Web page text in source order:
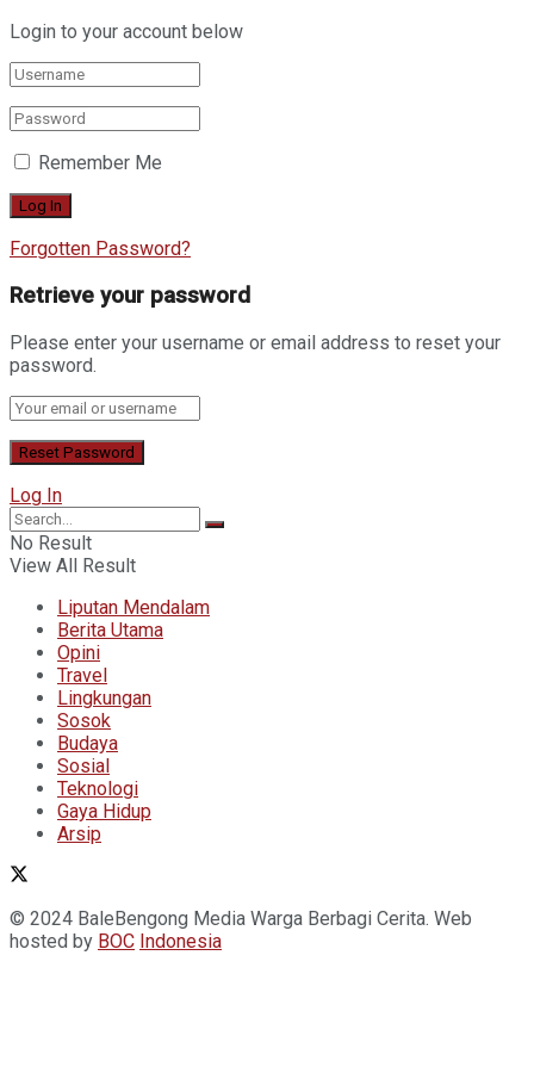
Login to your account below
Remember Me
Forgotten Password?
Retrieve your password
Please enter your username or email address to reset your
password.
Log In
No Result
View All Result
Liputan Mendalam
Berita Utama
Opini
Travel
Lingkungan
Sosok
Budaya
Sosial
Teknologi
Gaya Hidup
Arsip
© 2024 BaleBengong Media Warga Berbagi Cerita. Web
hosted by BOC Indonesia